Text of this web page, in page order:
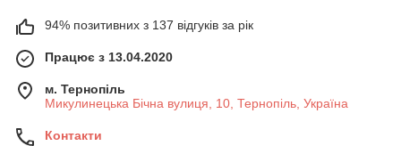
94% позитивних з 137 відгуків за рік
Працює з 13.04.2020
м. Тернопіль
Микулинецька Бічна вулиця, 10, Тернопіль, Україна
Контакти